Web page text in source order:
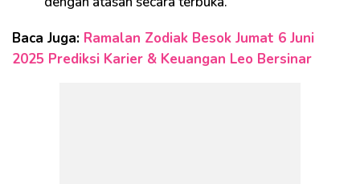
Baca Juga: Ramalan Zodiak Besok Jumat 6 Juni
2025 Prediksi Karier & Keuangan Leo Bersinar